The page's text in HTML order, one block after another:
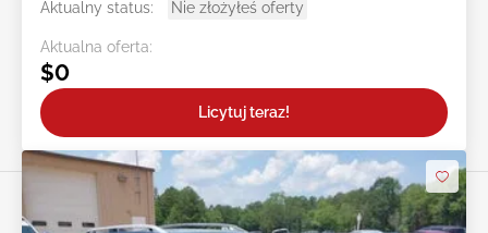
Aktualny status:
Nie złożyłeś oferty
Aktualna oferta:
$0
Licytuj teraz!